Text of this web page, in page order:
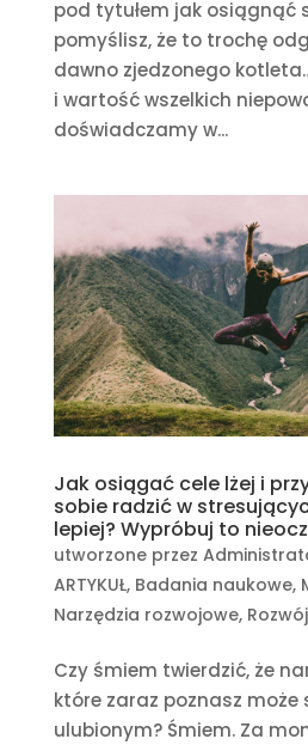
pod tytułem jak osiągnąć
pomyślisz, że to trochę
dawno zjedzonego
i wartość wszelkich
doświadczamy w...
Jak osiągać cele lżej i
sobie radzić w
lepiej? Wypróbuj to
utworzone przez
ARTYKUŁ, Badania naukowe,
Narzędzia rozwojowe, Rozwój
Czy śmiem twierdzić, że
które zaraz poznasz może
ulubionym? Śmiem. Za